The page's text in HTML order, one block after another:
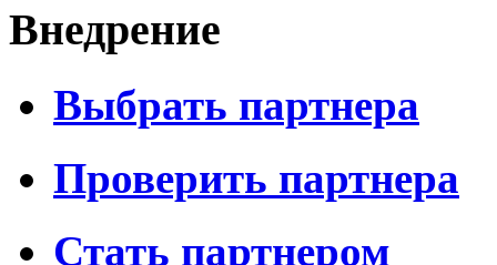
Внедрение
Выбрать партнера
Проверить партнера
Стать партнером